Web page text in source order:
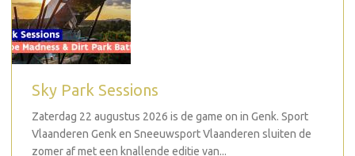
Sky Park Sessions
Zaterdag 22 augustus 2026 is de game on in Genk. Sport
Vlaanderen Genk en Sneeuwsport Vlaanderen sluiten de
zomer af met een knallende editie van...